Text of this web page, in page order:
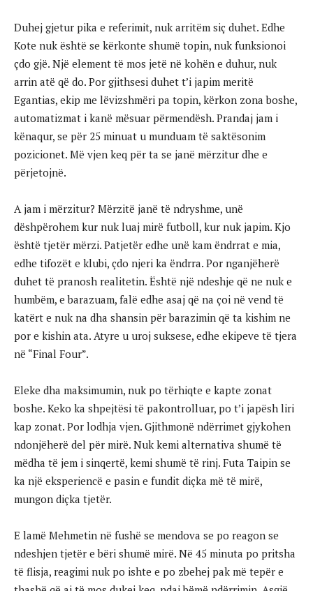
Duhej gjetur pika e referimit, nuk arritëm siç duhet. Edhe
Kote nuk është se kërkonte shumë topin, nuk funksionoi
çdo gjë. Një element të mos jetë në kohën e duhur, nuk
arrin atë që do. Por gjithsesi duhet t’i japim meritë
Egantias, ekip me lëvizshmëri pa topin, kërkon zona boshe,
automatizmat i kanë mësuar përmendësh. Prandaj jam i
kënaqur, se për 25 minuat u munduam të saktësonim
pozicionet. Më vjen keq për ta se janë mërzitur dhe e
përjetojnë.
A jam i mërzitur? Mërzitë janë të ndryshme, unë
dëshpërohem kur nuk luaj mirë futboll, kur nuk japim. Kjo
është tjetër mërzi. Patjetër edhe unë kam ëndrrat e mia,
edhe tifozët e klubi, çdo njeri ka ëndrra. Por nganjëherë
duhet të pranosh realitetin. Është një ndeshje që ne nuk e
humbëm, e barazuam, falë edhe asaj që na çoi në vend të
katërt e nuk na dha shansin për barazimin që ta kishim ne
por e kishin ata. Atyre u uroj suksese, edhe ekipeve të tjera
në “Final Four”.
Eleke dha maksimumin, nuk po tërhiqte e kapte zonat
boshe. Keko ka shpejtësi të pakontrolluar, po t’i japësh liri
kap zonat. Por lodhja vjen. Gjithmonë ndërrimet gjykohen
ndonjëherë del për mirë. Nuk kemi alternativa shumë të
mëdha të jem i sinqertë, kemi shumë të rinj. Futa Taipin se
ka një eksperiencë e pasin e fundit diçka më të mirë,
mungon diçka tjetër.
E lamë Mehmetin në fushë se mendova se po reagon se
ndeshjen tjetër e bëri shumë mirë. Në 45 minuta po pritsha
të flisja, reagimi nuk po ishte e po zbehej pak më tepër e